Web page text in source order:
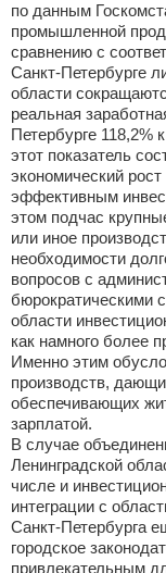
по данным
промышленной
сравнению с
Санкт-Петербурге
области
реальная
Петербурге 118,2%
этот показатель
экономический
эффективным
этом подчас
или иное
необходимости
вопросов с
бюрократическими
области
как намного более
Именно этим
производств,
обеспечивающих
зарплатой.
В случае
Ленинградской
числе и
интеграции с
Санкт-Петербурга
городское
привлекательным